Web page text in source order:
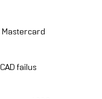
Mastercard
failus